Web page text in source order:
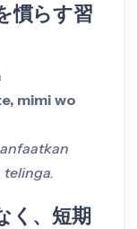
慣らす習
mimi wo
く、短期